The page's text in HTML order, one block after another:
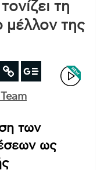
τη
μέλλον της
των
ως